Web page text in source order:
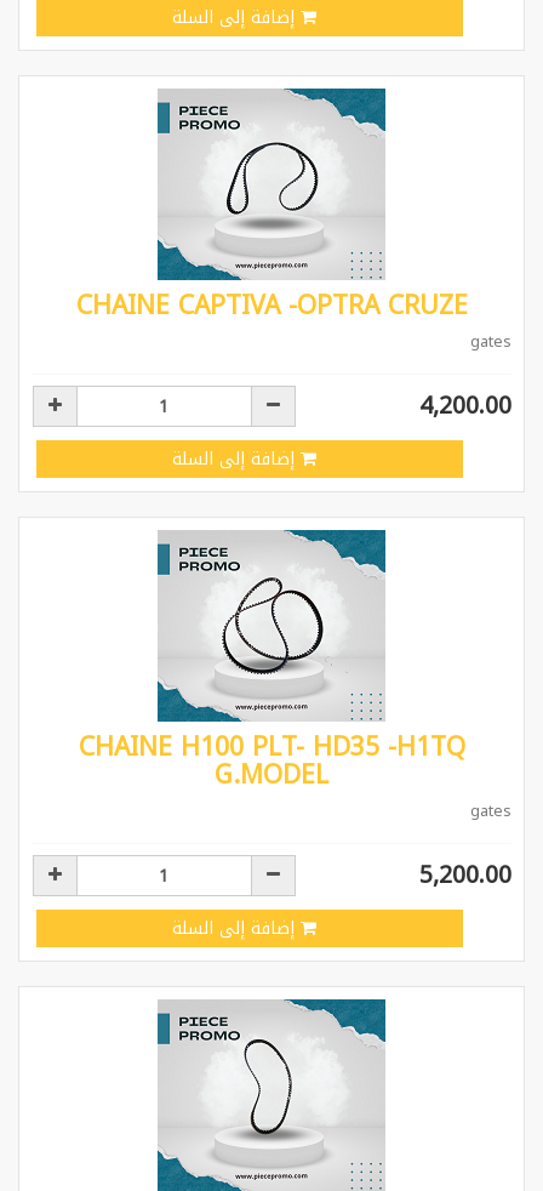
إضافة إلى السلة
CHAINE CAPTIVA -OPTRA CRUZE
gates
4,200.00
إضافة إلى السلة
CHAINE H100 PLT- HD35 -H1TQ
G.MODEL
gates
5,200.00
إضافة إلى السلة